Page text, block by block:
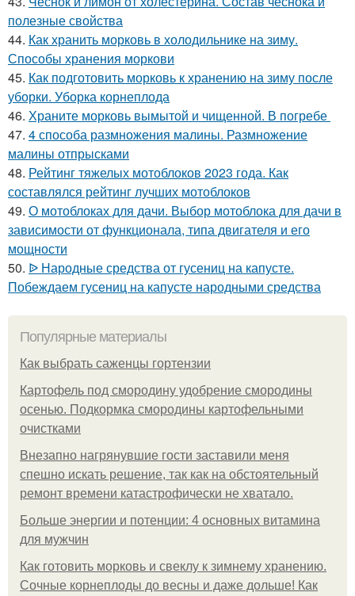
полезные свойства
44. Как хранить морковь в холодильнике на зиму.
Способы хранения моркови
45. Как подготовить морковь к хранению на зиму после
уборки. Уборка корнеплода
46. Храните морковь вымытой и чищенной. В погребе
47. 4 способа размножения малины. Размножение
малины отпрысками
48. Рейтинг тяжелых мотоблоков 2023 года. Как
составлялся рейтинг лучших мотоблоков
49. О мотоблоках для дачи. Выбор мотоблока для дачи в
зависимости от функционала, типа двигателя и его
мощности
50. ᐉ Народные средства от гусениц на капусте.
Побеждаем гусениц на капусте народными средства
Популярные материалы
Как выбрать саженцы гортензии
Картофель под смородину удобрение смородины
осенью. Подкормка смородины картофельными
очистками
Внезапно нагрянувшие гости заставили меня
спешно искать решение, так как на обстоятельный
ремонт времени катастрофически не хватало.
Больше энергии и потенции: 4 основных витамина
для мужчин
Как готовить морковь и свеклу к зимнему хранению.
Сочные корнеплоды до весны и даже дольше! Как